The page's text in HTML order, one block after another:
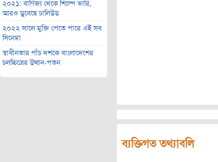
২০২১: বাণিজ্য থেকে শিল্পে ভারি,
আরও ডুবেছে ঢালিউড
২০২২ সালে মুক্তি পেতে পারে এই সব
সিনেমা
স্বাধীনতার পাঁচ দশকে বাংলাদেশের
চলচ্চিত্রের উত্থান-পতন
ব্যক্তিগত তথ্যাবলি